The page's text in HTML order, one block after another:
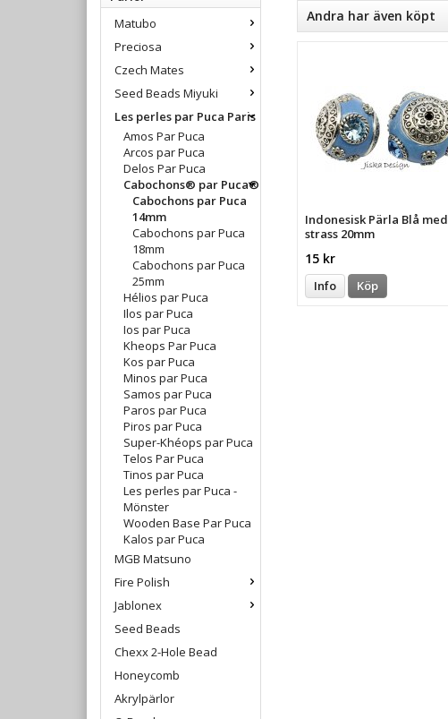
Matubo
Preciosa
Czech Mates
Seed Beads Miyuki
Les perles par Puca Paris
Amos Par Puca
Arcos par Puca
Delos Par Puca
Cabochons® par Puca®
Cabochons par Puca
14mm
Cabochons par Puca
18mm
Cabochons par Puca
25mm
Hélios par Puca
Ilos par Puca
Ios par Puca
Kheops Par Puca
Kos par Puca
Minos par Puca
Samos par Puca
Paros par Puca
Piros par Puca
Super-Khéops par Puca
Telos Par Puca
Tinos par Puca
Les perles par Puca -
Mönster
Wooden Base Par Puca
Kalos par Puca
MGB Matsuno
Fire Polish
Jablonex
Seed Beads
Chexx 2-Hole Bead
Honeycomb
Akrylpärlor
Andra har även köpt
Indonesisk Pärla Blå med
strass 20mm
15 kr
Info Köp